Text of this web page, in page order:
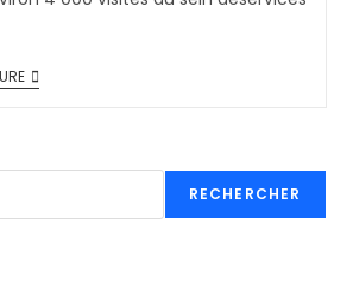
RECHERCHER